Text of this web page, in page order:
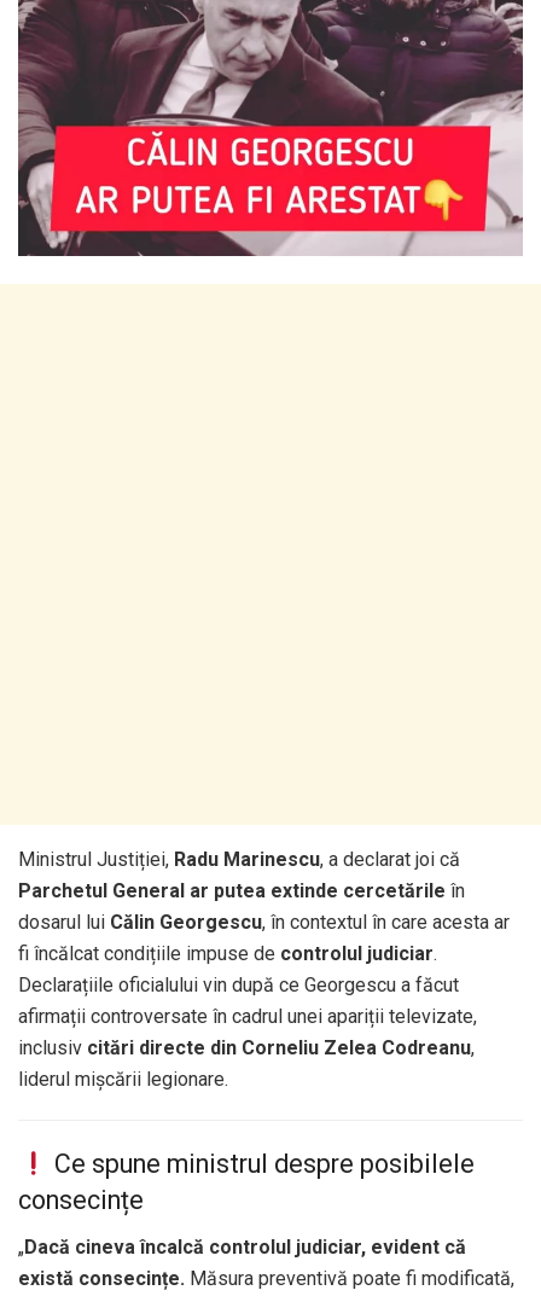
Ministrul Justiției, Radu Marinescu, a declarat joi că
Parchetul General ar putea extinde cercetările în
dosarul lui Călin Georgescu, în contextul în care acesta ar
fi încălcat condițiile impuse de controlul judiciar.
Declarațiile oficialului vin după ce Georgescu a făcut
afirmații controversate în cadrul unei apariții televizate,
inclusiv citări directe din Corneliu Zelea Codreanu,
liderul mișcării legionare.
Ce spune ministrul despre posibilele
consecințe
„Dacă cineva încalcă controlul judiciar, evident că
există consecințe. Măsura preventivă poate fi modificată,